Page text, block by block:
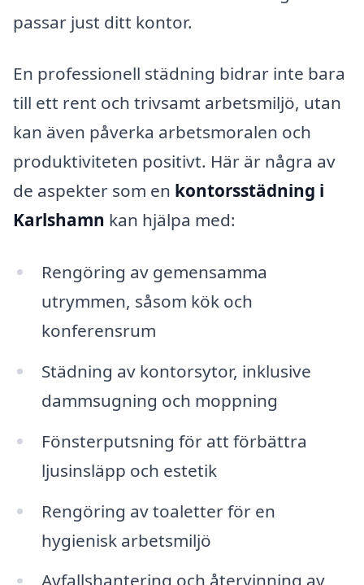
passar just ditt kontor.
En professionell städning bidrar inte bara
till ett rent och trivsamt arbetsmiljö, utan
kan även påverka arbetsmoralen och
produktiviteten positivt. Här är några av
de aspekter som en kontorsstädning i
Karlshamn kan hjälpa med:
Rengöring av gemensamma
utrymmen, såsom kök och
konferensrum
Städning av kontorsytor, inklusive
dammsugning och moppning
Fönsterputsning för att förbättra
ljusinsläpp och estetik
Rengöring av toaletter för en
hygienisk arbetsmiljö